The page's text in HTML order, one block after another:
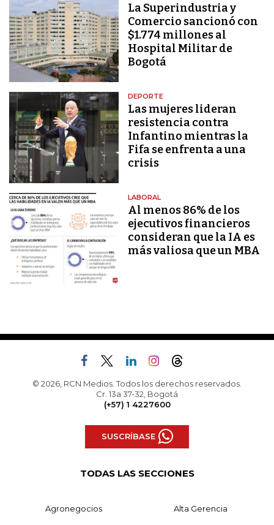
La Superindustria y
Comercio sancionó con
$1.774 millones al
Hospital Militar de
Bogotá
DEPORTE
Las mujeres lideran
resistencia contra
Infantino mientras la
Fifa se enfrenta a una
crisis
LABORAL
Al menos 86% de los
ejecutivos financieros
consideran que la IA es
más valiosa que un MBA
© 2026, RCN Medios. Todos los derechos reservados.
Cr. 13a 37-32, Bogotá
(+57) 1 4227600
SUSCRÍBASE
TODAS LAS SECCIONES
Agronegocios Alta Gerencia